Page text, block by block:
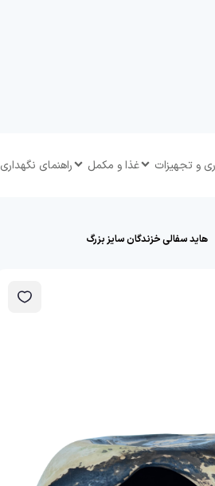
و تجهیزات غذا و مکمل راهنمای نگهداری
هاید سفالی خزندگان سایز بزرگ